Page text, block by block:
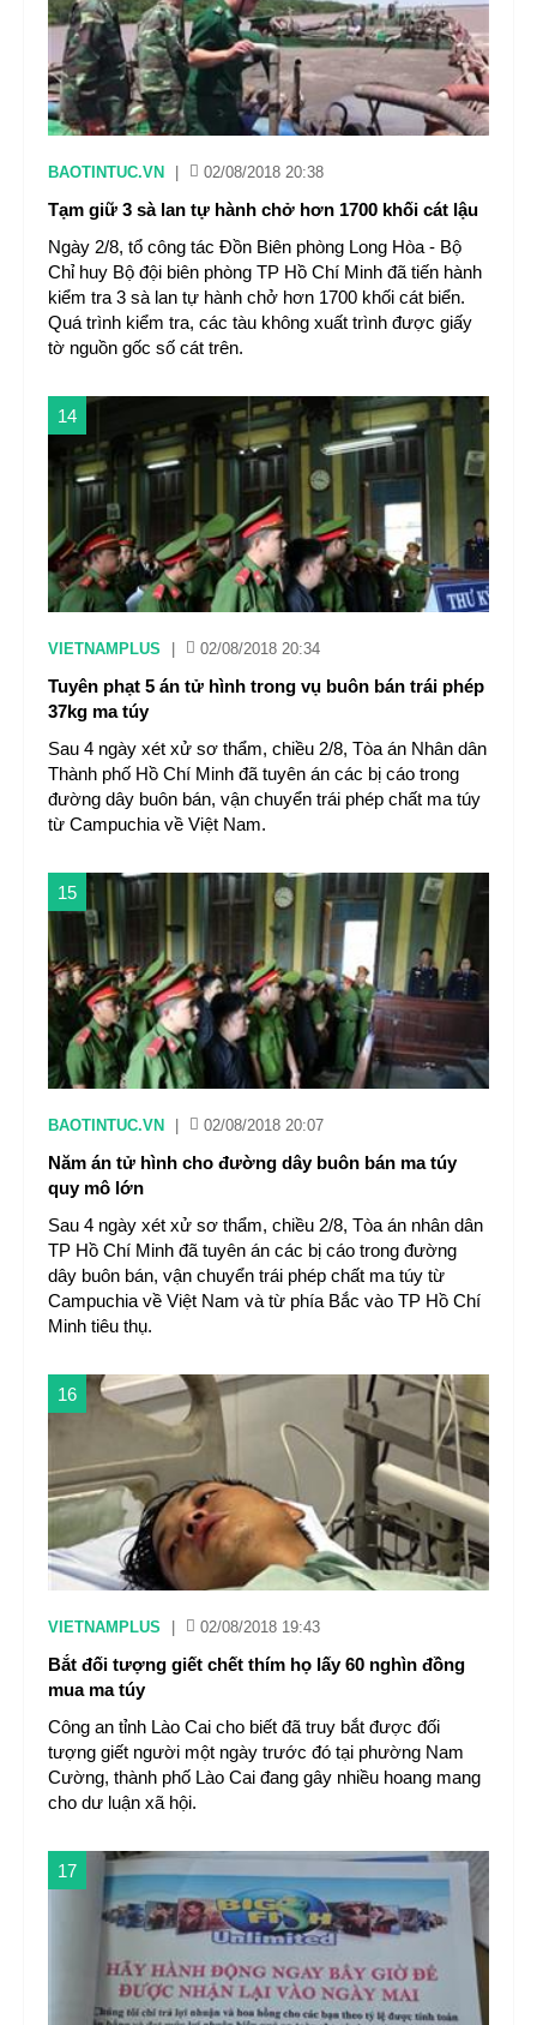
BAOTINTUC.VN 02/08/2018 20:38
Tạm giữ 3 sà lan tự hành chở hơn 1700 khối cát lậu
Ngày 2/8, tổ công tác Đồn Biên phòng Long Hòa - Bộ
Chỉ huy Bộ đội biên phòng TP Hồ Chí Minh đã tiến hành
kiểm tra 3 sà lan tự hành chở hơn 1700 khối cát biển.
Quá trình kiểm tra, các tàu không xuất trình được giấy
tờ nguồn gốc số cát trên.
14
VIETNAMPLUS 02/08/2018 20:34
Tuyên phạt 5 án tử hình trong vụ buôn bán trái phép
37kg ma túy
Sau 4 ngày xét xử sơ thẩm, chiều 2/8, Tòa án Nhân dân
Thành phố Hồ Chí Minh đã tuyên án các bị cáo trong
đường dây buôn bán, vận chuyển trái phép chất ma túy
từ Campuchia về Việt Nam.
15
BAOTINTUC.VN 02/08/2018 20:07
Năm án tử hình cho đường dây buôn bán ma túy
quy mô lớn
Sau 4 ngày xét xử sơ thẩm, chiều 2/8, Tòa án nhân dân
TP Hồ Chí Minh đã tuyên án các bị cáo trong đường
dây buôn bán, vận chuyển trái phép chất ma túy từ
Campuchia về Việt Nam và từ phía Bắc vào TP Hồ Chí
Minh tiêu thụ.
16
VIETNAMPLUS 02/08/2018 19:43
Bắt đối tượng giết chết thím họ lấy 60 nghìn đồng
mua ma túy
Công an tỉnh Lào Cai cho biết đã truy bắt được đối
tượng giết người một ngày trước đó tại phường Nam
Cường, thành phố Lào Cai đang gây nhiều hoang mang
cho dư luận xã hội.
17